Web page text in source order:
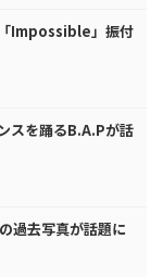
Impossible」振付
スを踊るB.A.Pが話
過去写真が話題に